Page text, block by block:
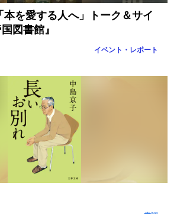
本を愛する人へ」トーク＆サイ
図書館』
イベント・レポート